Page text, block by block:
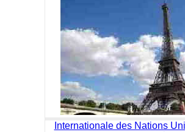
Internationale des Nations